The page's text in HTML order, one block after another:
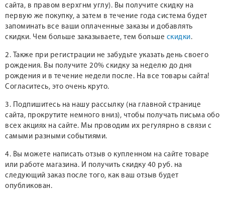
сайта, в правом верхгнм углу). Вы получите скидку на
первую же покупку, а затем в течение года система будет
запоминать все ваши оплаченные заказы и добавлять
скидки. Чем больше заказываете, тем больше скидки.
2. Также при регистрации не забудьте указать день своего
рождения. Вы получите 20% скидку за неделю до дня
рождения и в течение недели после. На все товары сайта!
Согласитесь, это очень круто.
3. Подпишитесь на нашу рассылку (на главной странице
сайта, прокрутите немного вниз), чтобы получать письма обо
всех акциях на сайте. Мы проводим их регулярно в связи с
самыми разными событиями.
4. Вы можете написать отзыв о купленном на сайте товаре
или работе магазина. И получить скидку 40 руб. на
следующий заказ после того, как ваш отзыв будет
опубликован.